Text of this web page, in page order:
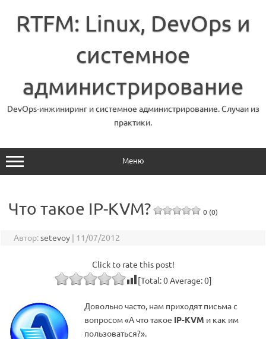
содержимому
RTFM: Linux, DevOps и
системное
администрирование
DevOps-инжиниринг и системное администрирование. Случаи из
практики.
Меню
Что такое IP-KVM? 0 (0)
Автор:setevoy | 11/07/2012
Click to rate this post!
[Total:0Average:0]
Довольно часто, нам приходят письма с
вопросом «А что такое IP-KVM и как им
пользоваться?».